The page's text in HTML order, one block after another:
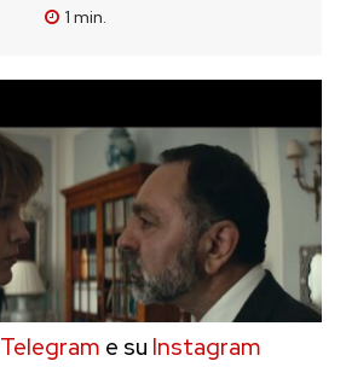
1 min.
Telegram e su Instagram